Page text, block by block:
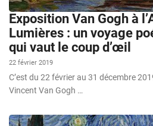
Exposition Van Gogh à
Lumières : un voyage
qui vaut le coup d’œil
22 février 2019
C’est du 22 février au 31 décembre
Vincent Van Gogh …